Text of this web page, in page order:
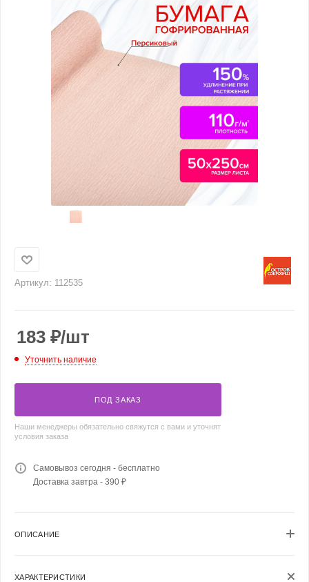
Артикул: 112535
183 ₽/шт
Уточнить наличие
ПОД ЗАКАЗ
Наши менеджеры обязательно свяжутся с вами и уточнят
условия заказа
Самовывоз сегодня - бесплатно
Доставка завтра - 390 ₽
ОПИСАНИЕ
ХАРАКТЕРИСТИКИ